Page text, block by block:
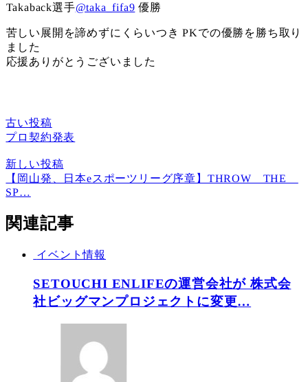
Takaback選手@taka_fifa9 優勝
苦しい展開を諦めずにくらいつき PKでの優勝を勝ち取り
ました
応援ありがとうございました
古い投稿
プロ契約発表
新しい投稿
【岡山発、日本eスポーツリーグ序章】THROW THE
SP…
関連記事
イベント情報
SETOUCHI ENLIFEの運営会社が 株式会
社ビッグマンプロジェクトに変更…